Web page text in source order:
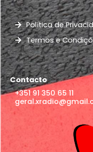
Política de
Termos e
Contacto
+351 91 350 65 11